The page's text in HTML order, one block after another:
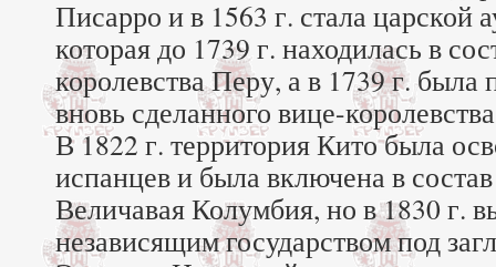
Писарро и в 1563 г. стала царской
которая до 1739 г. находилась в
королевства Перу, а в 1739 г. была
вновь сделанного вице-
В 1822 г. территория Кито была
испанцев и была включена в
Величавая Колумбия, но в 1830 г.
независящим государством под